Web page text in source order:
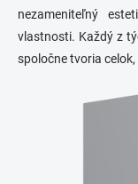
nezameniteľný
vlastnosti. Každý z
spoločne tvoria